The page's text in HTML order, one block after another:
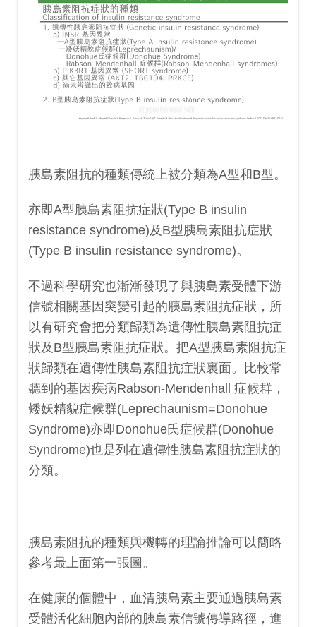
胰島素阻抗的種類傳統上被分類為A型和B型。
亦即A型胰島素阻抗症狀(Type B insulin
resistance syndrome)及B型胰島素阻抗症狀
(Type B insulin resistance syndrome)。
不過科學研究也漸漸發現了與胰島素受體下游
信號相關基因突變引起的胰島素阻抗症狀，所
以有研究會把分類歸類為遺傳性胰島素阻抗症
狀及B型胰島素阻抗症狀。把A型胰島素阻抗症
狀歸類在遺傳性胰島素阻抗症狀裏面。比較常
聽到的基因疾病Rabson-Mendenhall 症候群，
矮妖精貌症候群(Leprechaunism=Donohue
Syndrome)亦即Donohue氏症候群(Donohue
Syndrome)也是列在遺傳性胰島素阻抗症狀的
分類。
胰島素阻抗的種類與機轉的理論推論可以簡略
參考最上面第一張圖。
在健康的個體中，血清胰島素主要通過胰島素
受體活化細胞內部的胰島素信號傳導路徑，進